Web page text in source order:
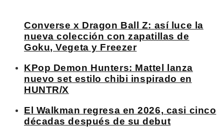
Converse x Dragon Ball Z: así luce la
nueva colección con zapatillas de
Goku, Vegeta y Freezer
KPop Demon Hunters: Mattel lanza
nuevo set estilo chibi inspirado en
HUNTR/X
El Walkman regresa en 2026, casi cinco
décadas después de su debut